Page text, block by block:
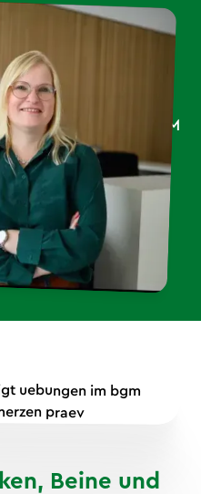
zusammen
etwas verändert. BGM
und ist ein fester
Wir freuen
Beine und